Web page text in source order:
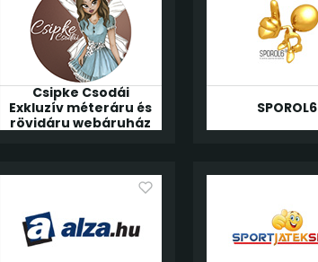
Csipke Csodái
Exkluzív méteráru és
rövidáru webáruház
SPOROL6